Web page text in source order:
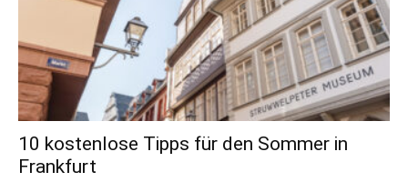
10 kostenlose Tipps für den Sommer in
Frankfurt